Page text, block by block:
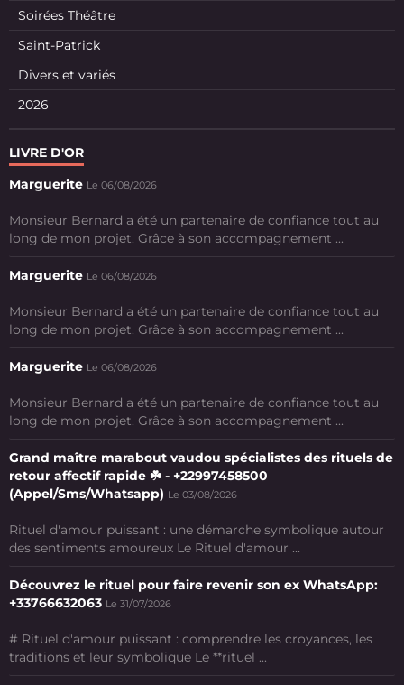
Soirées Théâtre
Saint-Patrick
Divers et variés
2026
LIVRE D'OR
Marguerite Le 06/08/2026
Monsieur Bernard a été un partenaire de confiance tout au
long de mon projet. Grâce à son accompagnement ...
Marguerite Le 06/08/2026
Monsieur Bernard a été un partenaire de confiance tout au
long de mon projet. Grâce à son accompagnement ...
Marguerite Le 06/08/2026
Monsieur Bernard a été un partenaire de confiance tout au
long de mon projet. Grâce à son accompagnement ...
Grand maître marabout vaudou spécialistes des rituels de
retour affectif rapide ☘️ - +22997458500
(Appel/Sms/Whatsapp) Le 03/08/2026
Rituel d'amour puissant : une démarche symbolique autour
des sentiments amoureux Le Rituel d'amour ...
Découvrez le rituel pour faire revenir son ex WhatsApp:
+33766632063 Le 31/07/2026
# Rituel d'amour puissant : comprendre les croyances, les
traditions et leur symbolique Le **rituel ...